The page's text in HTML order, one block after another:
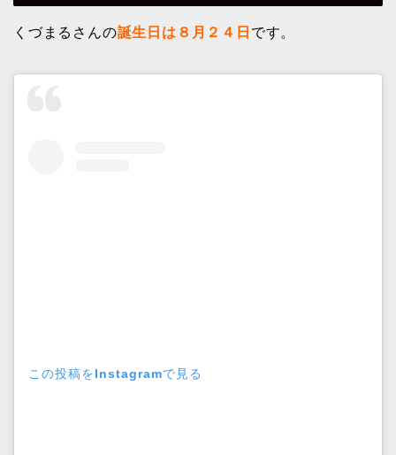
くづまるさんの誕生日は８月２４日 です。
この投稿をInstagramで見る